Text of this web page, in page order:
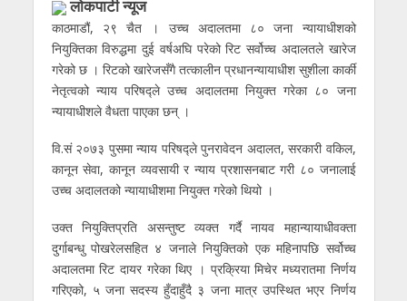
लाेकपाटी न्यूज
काठमाडौं, २९ चैत । उच्च अदालतमा ८० जना न्यायाधीशको
नियुक्तिका विरुद्धमा दुई वर्षअघि परेको रिट सर्वोच्च अदालतले खारेज
गरेको छ । रिटको खारेजसँगै तत्कालीन प्रधानन्यायाधीश सुशीला कार्की
नेतृत्वको न्याय परिषद्ले उच्च अदालतमा नियुक्त गरेका ८० जना
न्यायाधीशले वैधता पाएका छन् ।
वि.सं २०७३ पुसमा न्याय परिषद्ले पुनरावेदन अदालत, सरकारी वकिल,
कानून सेवा, कानून व्यवसायी र न्याय प्रशासनबाट गरी ८० जनालाई
उच्च अदालतको न्यायाधीशमा नियुक्त गरेको थियो ।
उक्त नियुक्तिप्रति असन्तुष्ट व्यक्त गर्दै नायव महान्यायाधीवक्ता
दुर्गाबन्धु पोखरेलसहित ४ जनाले नियुक्तिको एक महिनापछि सर्वोच्च
अदालतमा रिट दायर गरेका थिए । प्रक्रिया मिचेर मध्यरातमा निर्णय
गरिएको, ५ जना सदस्य हुँदाहुँदै ३ जना मात्र उपस्थित भएर निर्णय